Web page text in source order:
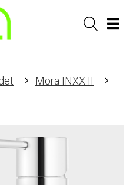
Sök
Mora INXX II